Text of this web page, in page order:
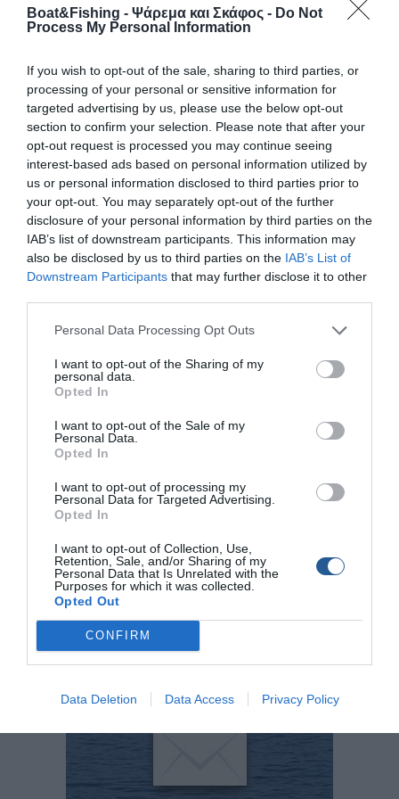
Boat&Fishing - Ψάρεμα και Σκάφος - Do Not
Process My Personal Information
If you wish to opt-out of the sale, sharing to third parties, or
processing of your personal or sensitive information for
targeted advertising by us, please use the below opt-out
section to confirm your selection. Please note that after your
opt-out request is processed you may continue seeing
interest-based ads based on personal information utilized by
us or personal information disclosed to third parties prior to
your opt-out. You may separately opt-out of the further
disclosure of your personal information by third parties on the
IAB’s list of downstream participants. This information may
also be disclosed by us to third parties on the IAB’s List of
Downstream Participants that may further disclose it to other
Personal Data Processing Opt Outs
I want to opt-out of the Sharing of my
personal data.
Opted In
I want to opt-out of the Sale of my
Personal Data.
Opted In
I want to opt-out of processing my
Personal Data for Targeted Advertising.
Opted In
I want to opt-out of Collection, Use,
Retention, Sale, and/or Sharing of my
Personal Data that Is Unrelated with the
Purposes for which it was collected.
Opted Out
CONFIRM
Data Deletion Data Access Privacy Policy
23 Δεκεμβρίου, 2017
Κλοπή 10μετρου σκάφους στη Σαντορίνη…
χωρίς κινητήρες!
Παράδοξη κλοπή ενός 10μετρου σκάφους
πραγματοποιήθηκε χτες το βράδυ 21 Δεκεμβρίου στο
νησί της Σαντορίνης, και συγκεκριμένα στην τοποθεσία
Μεγαλοχώρι που βρίσκεται στο νοτιοδυτικό τμήμα της,
περίπου 9 χιλιόμετρα από τα Φηρά με πληθυσμό περίπου
500 κατοίκους.
Πρόκειται για ένα πολυεστερικό Cris Craft τύπου cruiser
τροποποιημένο για χρήση σαν επαγγελματικό. Το σκάφος
θάλασσας και χωρίς κινητήρα. Έτσι εικάζεται ότι έχει
παραμείνει στο νησί αφού αν το έριχναν στο νερό οι
στην επιφάνεια. Για να μετακινηθεί το σκάφος λόγω
όγκου και βάρους ήταν απαραίτητη η χρήση γερανού όπου
συμμετείχαν στη κλοπή. Η κλοπή δηλώθηκε από τον
ιδιοκτήτη του σκάφους ο οποίος βρίσκεται στη Κρήτη.
Όποιος γνωρίζει κάτι παρακαλείται να ενημερώσει το
τοπικό λιμεναρχείο, το Αστυνομικό τμήμα Σαντορίνης ή
τον ιδιοκτήτη στο 6958600309